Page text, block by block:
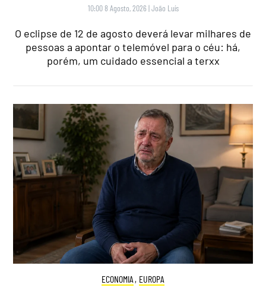
10:00 8 Agosto, 2026 |João Luís
O eclipse de 12 de agosto deverá levar milhares de
pessoas a apontar o telemóvel para o céu: há,
porém, um cuidado essencial a terxx
ECONOMIA , EUROPA